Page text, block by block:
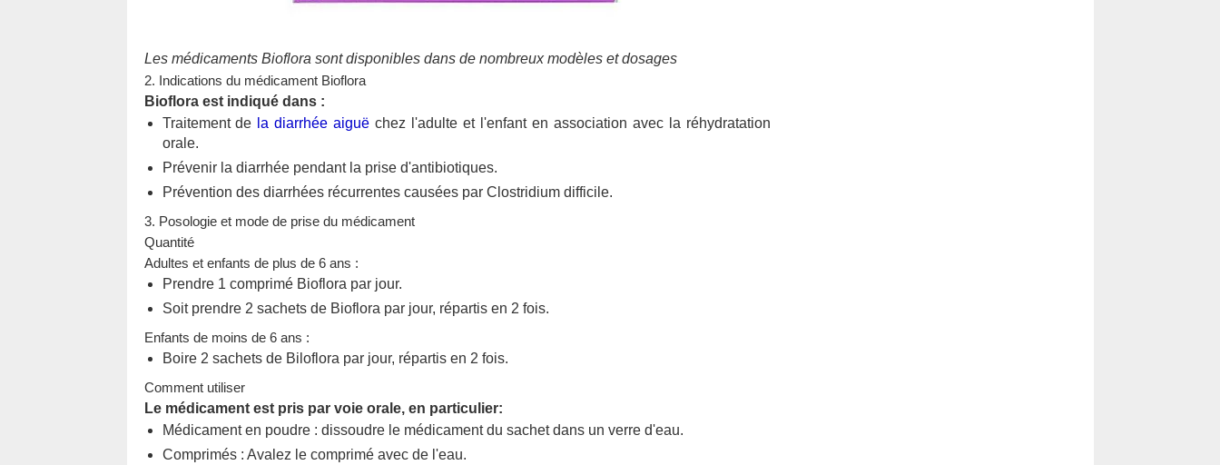
Les médicaments Bioflora sont disponibles dans de nombreux modèles et dosages
2. Indications du médicament Bioflora
Bioflora est indiqué dans :
Traitement de la diarrhée aiguë chez l'adulte et l'enfant en association avec la réhydratation
orale.
Prévenir la diarrhée pendant la prise d'antibiotiques.
Prévention des diarrhées récurrentes causées par Clostridium difficile.
3. Posologie et mode de prise du médicament
Quantité
Adultes et enfants de plus de 6 ans :
Prendre 1 comprimé Bioflora par jour.
Soit prendre 2 sachets de Bioflora par jour, répartis en 2 fois.
Enfants de moins de 6 ans :
Boire 2 sachets de Biloflora par jour, répartis en 2 fois.
Comment utiliser
Le médicament est pris par voie orale, en particulier:
Médicament en poudre : dissoudre le médicament du sachet dans un verre d'eau.
Comprimés : Avalez le comprimé avec de l'eau.